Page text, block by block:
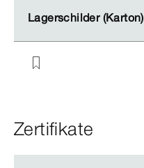
Lagerschilder (Karton)
Lagerschilder (Karton)
Zertifikate